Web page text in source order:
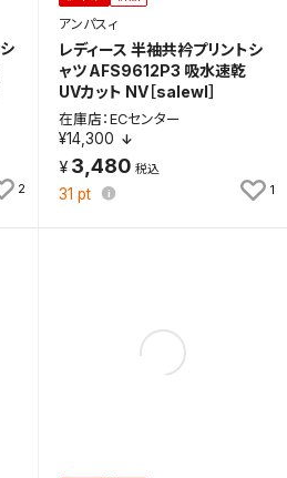
2
アンパスィ
レディース 半袖共衿プリントシ
ャツ AFS9612P3 吸水速乾
UVカット NV［salewl］
在庫店：ECセンター
¥14,300
3,480
31 pt 1
。
条件を保存